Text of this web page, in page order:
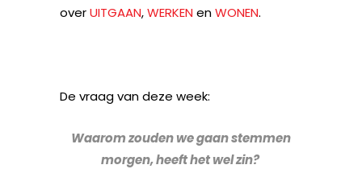
overUITGAAN,WERKEN enWONEN.
De vraag van deze week:
Waarom zouden we gaan stemmen
morgen, heeft het wel zin?